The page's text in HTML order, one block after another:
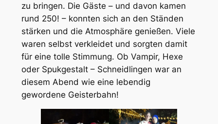
zu bringen. Die Gäste – und davon kamen
rund 250! – konnten sich an den Ständen
stärken und die Atmosphäre genießen. Viele
waren selbst verkleidet und sorgten damit
für eine tolle Stimmung. Ob Vampir, Hexe
oder Spukgestalt – Schneidlingen war an
diesem Abend wie eine lebendig
gewordene Geisterbahn!